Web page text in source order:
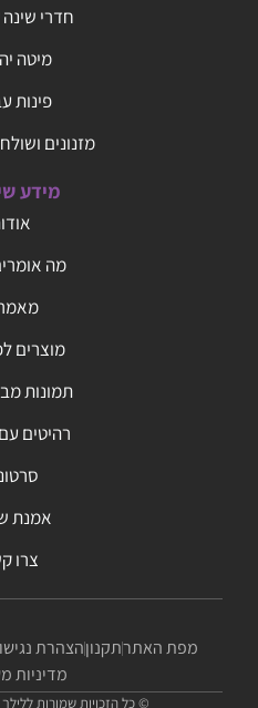
חדרי
מיטה
פינות
מזנונים
מידע
מה
מוצרים
תמונות
רהיטים
אמנת
צרו
מפת האתרתקנוןהצהרת
מדיניות
© כל הזכויות שמורות ללילך